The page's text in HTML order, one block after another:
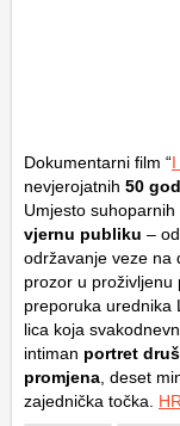
Dokumentarni film “
nevjerojatnih 50
Umjesto
vjernu publiku –
održavanje veze na
prozor u proživljenu
preporuka urednika
lica koja
intiman portret
promjena , deset
zajednička točka.